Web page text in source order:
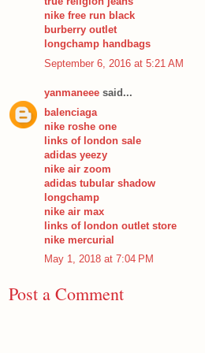
nike free run black
burberry outlet
longchamp handbags
September 6, 2016 at 5:21 AM
yanmaneee said...
balenciaga
nike roshe one
links of london sale
adidas yeezy
nike air zoom
adidas tubular shadow
longchamp
nike air max
links of london outlet store
nike mercurial
May 1, 2018 at 7:04 PM
Post a Comment